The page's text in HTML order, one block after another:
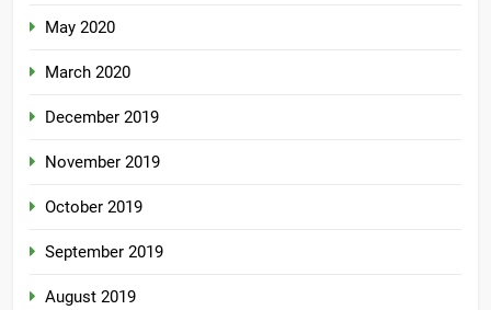
May 2020
March 2020
December 2019
November 2019
October 2019
September 2019
August 2019